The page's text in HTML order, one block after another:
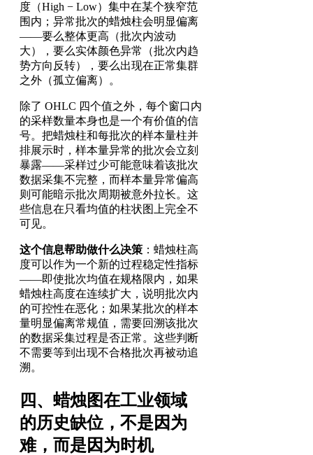
度（High − Low）集中在某个狭窄范
围内；异常批次的蜡烛柱会明显偏离
——要么整体更高（批次内波动
大），要么实体颜色异常（批次内趋
势方向反转），要么出现在正常集群
之外（孤立偏离）。
除了 OHLC 四个值之外，每个窗口内
的采样数量本身也是一个有价值的信
号。把蜡烛柱和每批次的样本量柱并
排展示时，样本量异常的批次会立刻
暴露——采样过少可能意味着该批次
数据采集不完整，而样本量异常偏高
则可能暗示批次周期被意外拉长。这
些信息在只看均值的柱状图上完全不
可见。
这个信息帮助做什么决策 ：蜡烛柱高
度可以作为一个新的过程稳定性指标
——即使批次均值在规格限内，如果
蜡烛柱高度在连续扩大，说明批次内
的可控性在恶化；如果某批次的样本
量明显偏离常规值，需要回溯该批次
的数据采集过程是否正常。这些判断
不需要等到出现不合格批次再被动追
溯。
四、蜡烛图在工业领域
的历史缺位，不是因为
难，而是因为时机